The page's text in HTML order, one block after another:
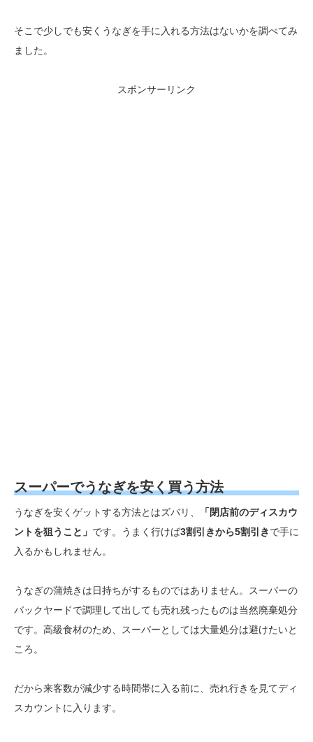
そこで少しでも安くうなぎを手に入れる方法はないかを調べてみ
ました。
スポンサーリンク
スーパーでうなぎを安く買う方法
うなぎを安くゲットする方法とはズバリ、
「閉店前のディスカウ
ントを狙うこと」 です。うまく行けば3割引きから5割引きで手に
入るかもしれません。
うなぎの蒲焼きは日持ちがするものではありません。スーパーの
バックヤードで調理して出しても売れ残ったものは当然廃棄処分
です。高級食材のため、スーパーとしては大量処分は避けたいと
ころ。
だから来客数が減少する時間帯に入る前に、売れ行きを見てディ
スカウントに入ります。